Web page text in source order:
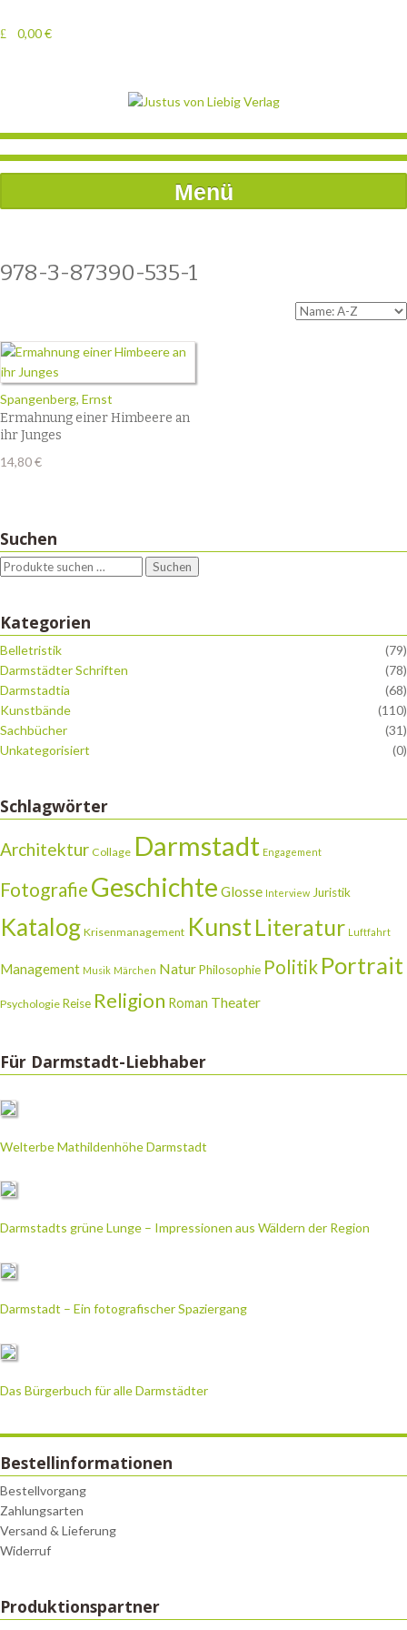
0,00€
Menü
978-3-87390-535-1
Spangenberg, Ernst
Ermahnung einer Himbeere an
ihr Junges
14,80€
Suchen
Suchen
Kategorien
Belletristik
(79)
Darmstädter Schriften
(78)
Darmstadtia
(68)
Kunstbände
(110)
Sachbücher
(31)
Unkategorisiert
(0)
Schlagwörter
Architektur Collage Darmstadt Engagement
Fotografie Geschichte Glosse Interview Juristik
Katalog Krisenmanagement KunstLiteratur Luftfahrt
Management Musik Märchen NaturPhilosophie Politik Portrait
Psychologie Reise Religion Roman Theater
Für Darmstadt-Liebhaber
Welterbe Mathildenhöhe Darmstadt
Darmstadts grüne Lunge – Impressionen aus Wäldern der Region
Darmstadt – Ein fotografischer Spaziergang
Das Bürgerbuch für alle Darmstädter
Bestellinformationen
Bestellvorgang
Zahlungsarten
Versand & Lieferung
Widerruf
Produktionspartner